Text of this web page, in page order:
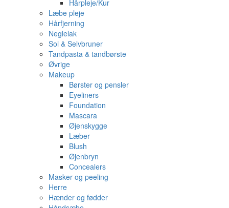
Hårpleje/Kur
Læbe pleje
Hårfjerning
Neglelak
Sol & Selvbruner
Tandpasta & tandbørste
Øvrige
Makeup
Børster og pensler
Eyeliners
Foundation
Mascara
Øjenskygge
Læber
Blush
Øjenbryn
Concealers
Masker og peeling
Herre
Hænder og fødder